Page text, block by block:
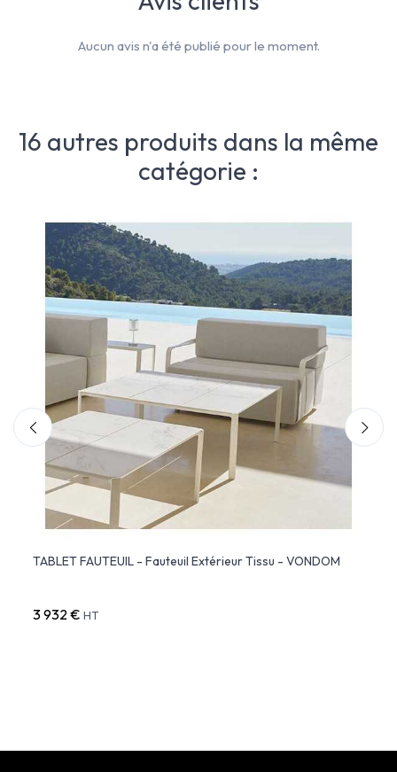
Aucun avis n'a été publié pour le moment.
16 autres produits dans la même
catégorie :
TABLET FAUTEUIL - Fauteuil Extérieur Tissu - VONDOM
3 932 € HT